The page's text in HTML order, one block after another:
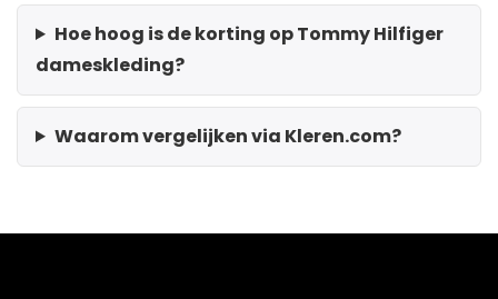
Hoe hoog is de korting op Tommy Hilfiger
dameskleding?
Waarom vergelijken via Kleren.com?